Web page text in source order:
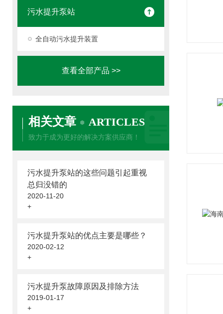
污水提升泵站
全自动污水提升装置
查看全部产品 >>
相关文章 ARTICLES
致力于成为更好的解决方案供应商！
污水提升泵站的这些问题引起重视
总归没错的
2020-11-20
+
污水提升泵站的优点主要是哪些？
2020-02-12
+
污水提升泵故障原因及排除方法
2019-01-17
+